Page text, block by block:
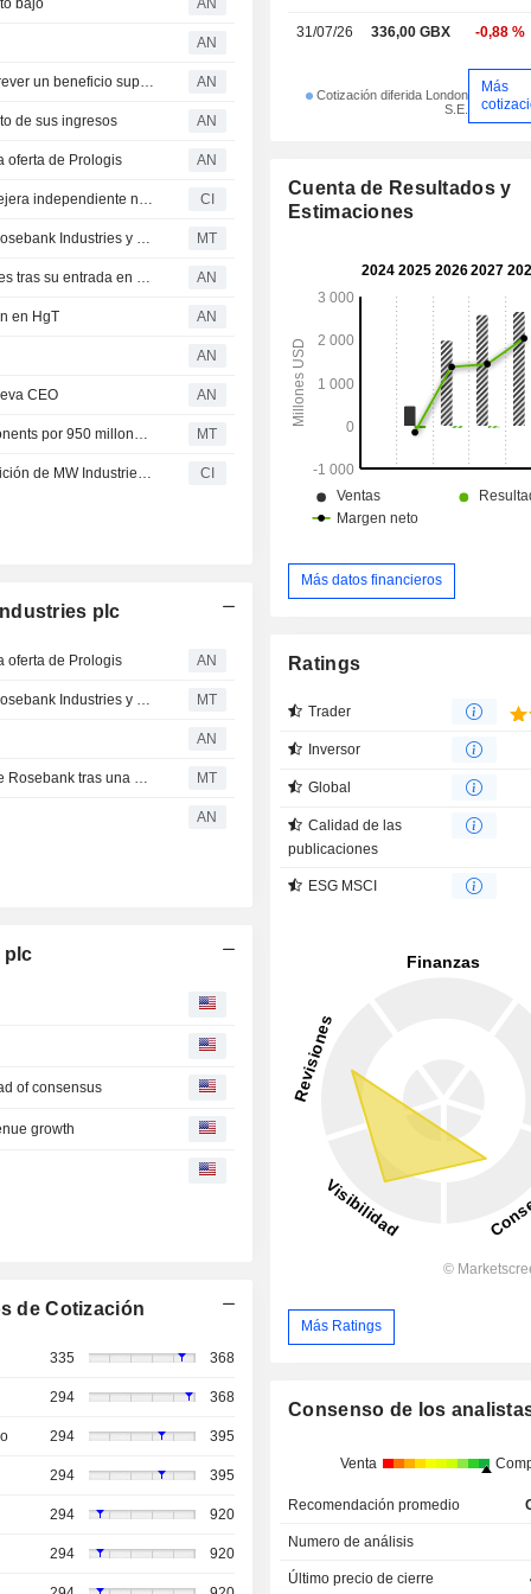
bajo AN
AN
Las acciones de Rosebank Industries se disparan tras prever un beneficio superior al del consenso AN
de sus ingresos AN
oferta de Prologis AN
Rosebank Industries plc nombra a Rachel Addison consejera independiente no ejecutiva con efecto a partir del 9 de julio de 2026 CI
Berenberg reitera su recomendación de compra sobre Rosebank Industries y ve en la reciente caída una "oportunidad de entrada" MT
La cúpula de Rosebank invierte 450.000 GBP en acciones tras su entrada en el FTSE 250 AN
en HgT AN
AN
CEO AN
Rosebank Industries cierra la adquisición de MW Components por 950 millones de dólares MT
Rosebank Industries plc (AIM:ROSE) completa la adquisición de MW Industries, Inc. a American Securities LLC. CI
plc
oferta de Prologis AN
MT
AN
MT
AN
plc
of consensus
growth
de Cotización
335 368
294 368
294 395
294 395
294 920
294 920
31/07/26 336,00 GBX -0,88 %
Cotización diferida London
S.E.
Más
Cuenta de Resultados y
Estimaciones
Más datos financieros
Ratings
Trader
Inversor
Global
Calidad de las
publicaciones
ESG MSCI
Más Ratings
Consenso de los
Venta
Recomendación promedio
Numero de análisis
Último precio de cierre